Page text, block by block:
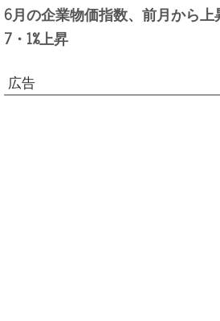
6月の企業物価指数、前月から
7・1%上昇
広告